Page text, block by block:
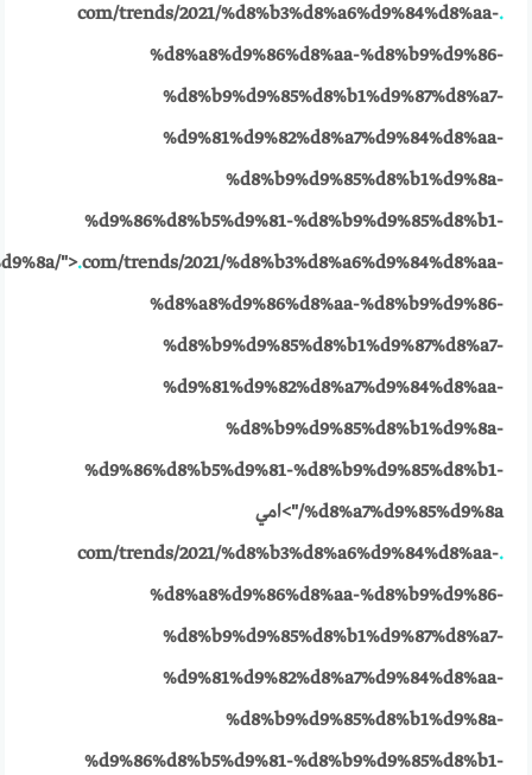
.
com/trends/2021/%d8%b3%d8%a6%d9%84%d8%aa-
%d8%a8%d9%86%d8%aa-%d8%b9%d9%86-
%d8%b9%d9%85%d8%b1%d9%87%d8%a7-
%d9%81%d9%82%d8%a7%d9%84%d8%aa-
%d8%b9%d9%85%d8%b1%d9%8a-
%d9%86%d8%b5%d9%81-%d8%b9%d9%85%d8%b1-
">.com/trends/2021/%d8%b3%d8%a6%d9%84%d8%aa-
%d8%a8%d9%86%d8%aa-%d8%b9%d9%86-
%d8%b9%d9%85%d8%b1%d9%87%d8%a7-
%d9%81%d9%82%d8%a7%d9%84%d8%aa-
%d8%b9%d9%85%d8%b1%d9%8a-
%d9%86%d8%b5%d9%81-%d8%b9%d9%85%d8%b1-
%d8%a7%d9%85%d9%8a/">امي
.
com/trends/2021/%d8%b3%d8%a6%d9%84%d8%aa-
%d8%a8%d9%86%d8%aa-%d8%b9%d9%86-
%d8%b9%d9%85%d8%b1%d9%87%d8%a7-
%d9%81%d9%82%d8%a7%d9%84%d8%aa-
%d8%b9%d9%85%d8%b1%d9%8a-
%d9%86%d8%b5%d9%81-%d8%b9%d9%85%d8%b1-